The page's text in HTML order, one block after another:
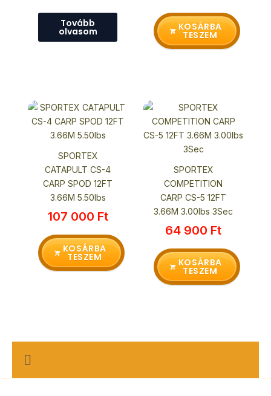
M
e
n
Tovább
olvasom KOSÁRBA
TESZEM
SPORTEX
CATAPULT CS-4
CARP SPOD 12FT
3.66M 5.50lbs
107 000 Ft
KOSÁRBA
TESZEM
SPORTEX
COMPETITION
CARP CS-5 12FT
3.66M 3.00lbs 3Sec
64 900 Ft
KOSÁRBA
TESZEM